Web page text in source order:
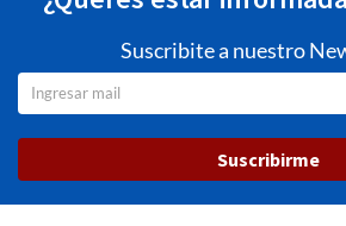
Suscribite a nuestro
Suscribirme